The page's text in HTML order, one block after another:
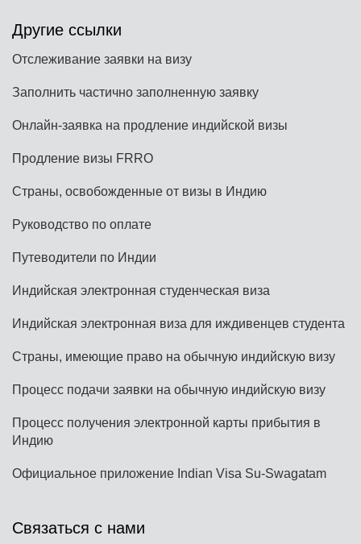
Другие ссылки
Отслеживание заявки на визу
Заполнить частично заполненную заявку
Онлайн-заявка на продление индийской визы
Продление визы FRRO
Страны, освобожденные от визы в Индию
Руководство по оплате
Путеводители по Индии
Индийская электронная студенческая виза
Индийская электронная виза для иждивенцев студента
Страны, имеющие право на обычную индийскую визу
Процесс подачи заявки на обычную индийскую визу
Процесс получения электронной карты прибытия в
Индию
Официальное приложение Indian Visa Su-Swagatam
Связаться с нами